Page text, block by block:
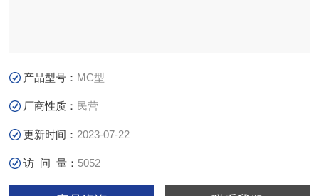
产品型号： MC型
厂商性质： 民营
更新时间： 2023-07-22
访 问 量： 5052